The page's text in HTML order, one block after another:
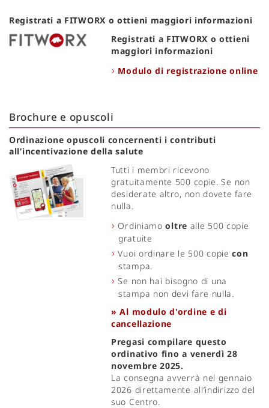
Registrati a FITWORX o ottieni maggiori informazioni
Registrati a FITWORX o ottieni
maggiori informazioni
Modulo di registrazione online
Brochure e opuscoli
Ordinazione opuscoli concernenti i contributi
all’incentivazione della salute
Tutti i membri ricevono
gratuitamente 500 copie. Se non
desiderate altro, non dovete fare
nulla.
Ordiniamooltre alle 500 copie
gratuite
Vuoi ordinare le 500 copiecon
stampa.
Se non hai bisogno di una
stampa non devi fare nulla.
» Al modulo d'ordine e di
cancellazione
Pregasi compilare questo
ordinativo fino a venerdì 28
novembre 2025.
La consegna avverrà nel gennaio
2026 direttamente all’indirizzo del
suo Centro.